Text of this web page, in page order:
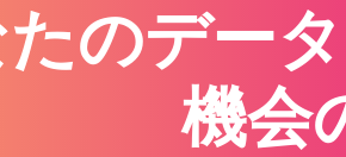
のデー
機会